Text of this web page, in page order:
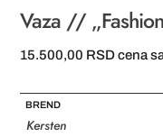
Vaza //
15.500,00 RSD cena
BREND
Kersten